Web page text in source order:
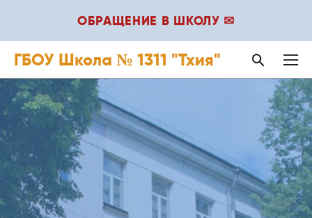
ОБРАЩЕНИЕ В ШКОЛУ ✉
ГБОУ Школа № 1311 "Тхия"